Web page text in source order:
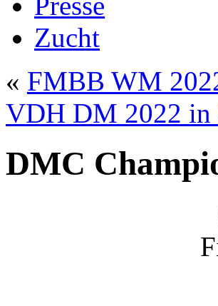
Zucht
« FMBB WM
VDH DM 2022 in
DMC